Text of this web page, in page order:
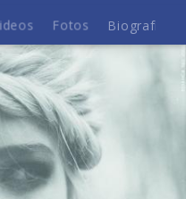
Fotos Biografie